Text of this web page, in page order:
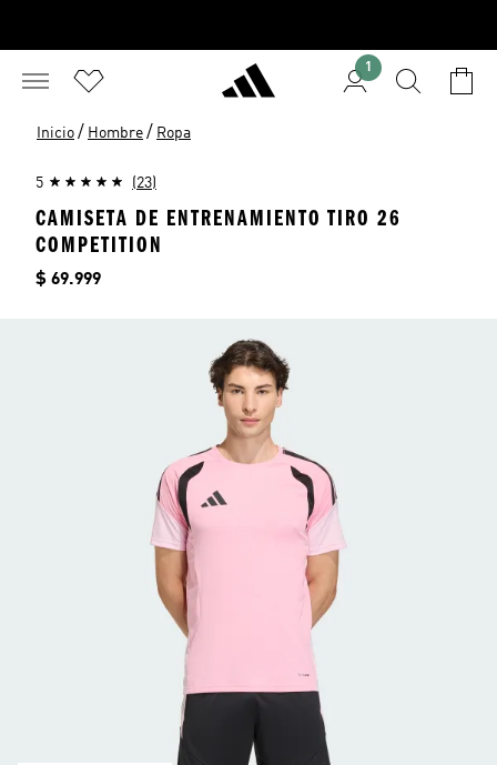
1
Inicio / Hombre / Ropa
5 (23)
CAMISETA DE ENTRENAMIENTO TIRO 26
COMPETITION
Precio
$ 69.999